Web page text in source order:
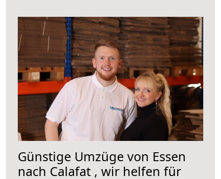
Günstige Umzüge von Essen
nach Calafat , wir helfen für